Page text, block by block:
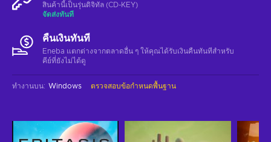
สินค้านี้เป็นรุ่นดิจิทัล (CD-KEY)
จัดส่งทันที
คืนเงินทันที
Eneba แตกต่างจากตลาดอื่น ๆ ให้คุณได้รับเงินคืนทันทีสําหรับ
คีย์ที่ยังไม่ได้ดู
ทำงานบน: Windows ตรวจสอบข้อกำหนดพื้นฐาน